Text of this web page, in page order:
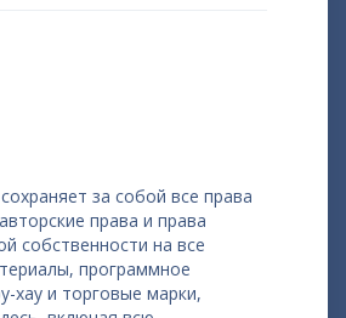
за собой все права
права и права
собственности на все
программное
хау и торговые марки,